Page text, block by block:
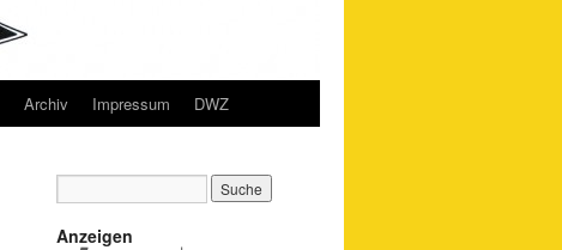
Archiv Impressum DWZ
Anzeigen